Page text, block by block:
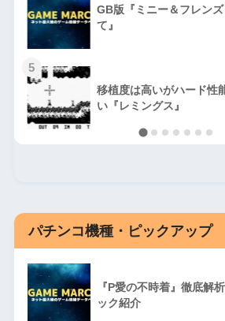
GB版『ミニー＆フレン
て』
5
移植度は高いがハード性
い『レミングス』
パチンコ機種・ピックアップ
『P愛の不時着』徹底解
ック紹介